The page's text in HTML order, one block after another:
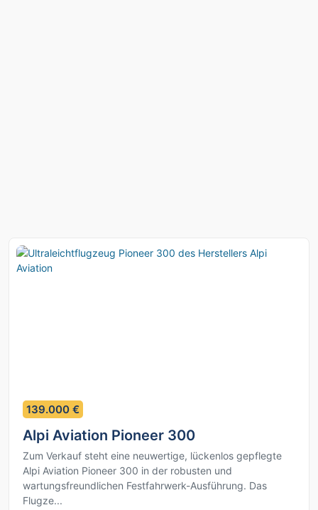
6
139.000 €
Alpi Aviation Pioneer 300
Zum Verkauf steht eine neuwertige, lückenlos gepflegte
Alpi Aviation Pioneer 300 in der robusten und
wartungsfreundlichen Festfahrwerk-Ausführung. Das
Flugze...